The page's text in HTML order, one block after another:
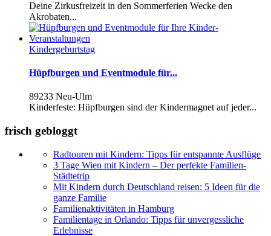
Deine Zirkusfreizeit in den Sommerferien Wecke den
Akrobaten...
Kindergeburtstag
Hüpfburgen und Eventmodule für...
89233 Neu-Ulm
Kinderfeste: Hüpfburgen sind der Kindermagnet auf jeder...
frisch gebloggt
Radtouren mit Kindern: Tipps für entspannte Ausflüge
3 Tage Wien mit Kindern – Der perfekte Familien-
Städtetrip
Mit Kindern durch Deutschland reisen: 5 Ideen für die
ganze Familie
Familienaktivitäten in Hamburg
Familientage in Orlando: Tipps für unvergessliche
Erlebnisse